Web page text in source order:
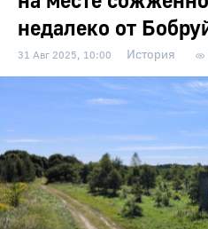
недалеко от
31 Авг 2025, 10:00 История